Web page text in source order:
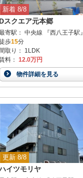
新着 8/8
Dスクエア元本郷
寄駅： 中央線 『西八王子駅』
歩15分
間取り： 1LDK
料： 12.0万円
物件詳細を見る
更新 8/8
イツモリヤ